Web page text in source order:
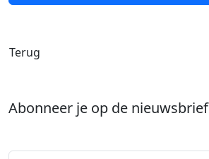
Terug
Abonneer je op de nieuwsbrief